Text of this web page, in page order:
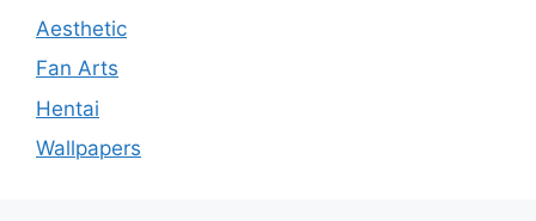
Aesthetic
Fan Arts
Hentai
Wallpapers